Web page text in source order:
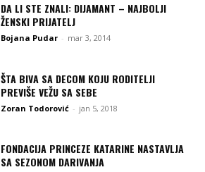
DA LI STE ZNALI: DIJAMANT – NAJBOLJI
ŽENSKI PRIJATELJ
Bojana Pudar - mar 3, 2014
ŠTA BIVA SA DECOM KOJU RODITELJI
PREVIŠE VEŽU SA SEBE
Zoran Todorović - jan 5, 2018
FONDACIJA PRINCEZE KATARINE NASTAVLJA
SA SEZONOM DARIVANJA